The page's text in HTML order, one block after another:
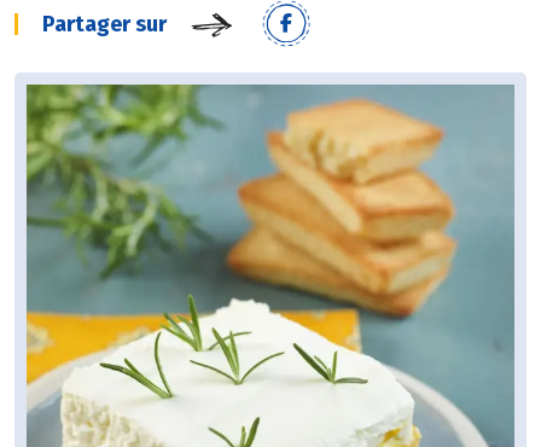
Partager sur